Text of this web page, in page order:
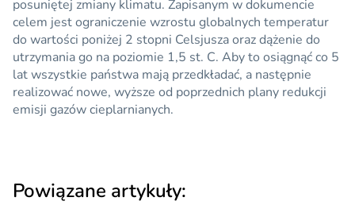
posuniętej zmiany klimatu. Zapisanym w dokumencie
celem jest ograniczenie wzrostu globalnych temperatur
do wartości poniżej 2 stopni Celsjusza oraz dążenie do
utrzymania go na poziomie 1,5 st. C. Aby to osiągnąć co 5
lat wszystkie państwa mają przedkładać, a następnie
realizować nowe, wyższe od poprzednich plany redukcji
emisji gazów cieplarnianych.
Powiązane artykuły: